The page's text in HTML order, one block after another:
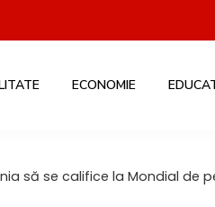
ECONOMIE
să se califice la Mondial de